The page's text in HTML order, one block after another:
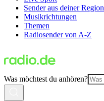
Sender aus deiner Region
Musikrichtungen
Themen
Radiosender von A-Z
Was möchtest du anhören?